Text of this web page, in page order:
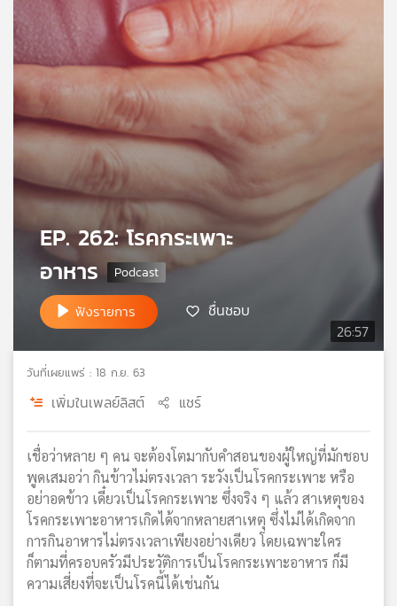
และ
กิจกรรม
เกี่ยว
กับ
เรา
เครือ
แผนที่
เครือ
ข่าย
26:57
EP. 262: โรคกระเพาะ
อาหาร
ฟังรายการ ชื่นชอบ
วันที่เผยแพร่ : 18 ก.ย. 63
เพิ่มในเพลย์ลิสต์ แชร์
เชื่อว่าหลาย ๆ คน จะต้องโตมากับคำสอนของผู้ใหญ่ที่มักชอบ
พูดเสมอว่า กินข้าวไม่ตรงเวลา ระวังเป็นโรคกระเพาะ หรือ
อย่าอดข้าว เดี๋ยวเป็นโรคกระเพาะ ซึ่งจริง ๆ แล้ว สาเหตุของ
โรคกระเพาะอาหารเกิดได้จากหลายสาเหตุ ซึ่งไม่ได้เกิดจาก
การกินอาหารไม่ตรงเวลาเพียงอย่างเดียว โดยเฉพาะใคร
ก็ตามที่ครอบครัวมีประวัติการเป็นโรคกระเพาะอาหาร ก็มี
ความเสี่ยงที่จะเป็นโรคนี้ได้เช่นกัน